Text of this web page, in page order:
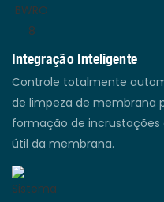
Integração Inteligente
Controle totalmente
de limpeza de membrana
formação de incrustações
útil da membrana.